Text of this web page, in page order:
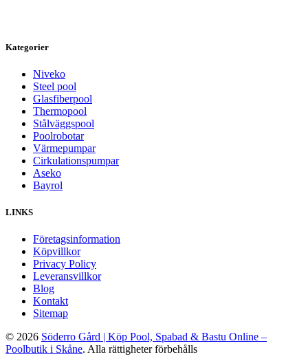
Kategorier
Niveko
Steel pool
Glasfiberpool
Thermopool
Stålväggspool
Poolrobotar
Värmepumpar
Cirkulationspumpar
Aseko
Bayrol
LINKS
Företagsinformation
Köpvillkor
Privacy Policy
Leveransvillkor
Blog
Kontakt
Sitemap
© 2026 Söderro Gård | Köp Pool, Spabad & Bastu Online –
Poolbutik i Skåne. Alla rättigheter förbehålls